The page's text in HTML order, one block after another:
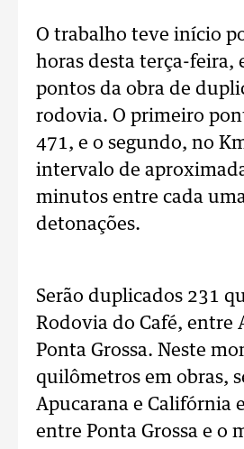
O trabalho teve início
horas desta terça-feira,
pontos da obra de
rodovia. O primeiro
471, e o segundo, no
intervalo de
minutos entre cada
detonações.
Serão duplicados 231
Rodovia do Café, entre
Ponta Grossa. Neste
quilômetros em obras,
Apucarana e Califórnia
entre Ponta Grossa e o